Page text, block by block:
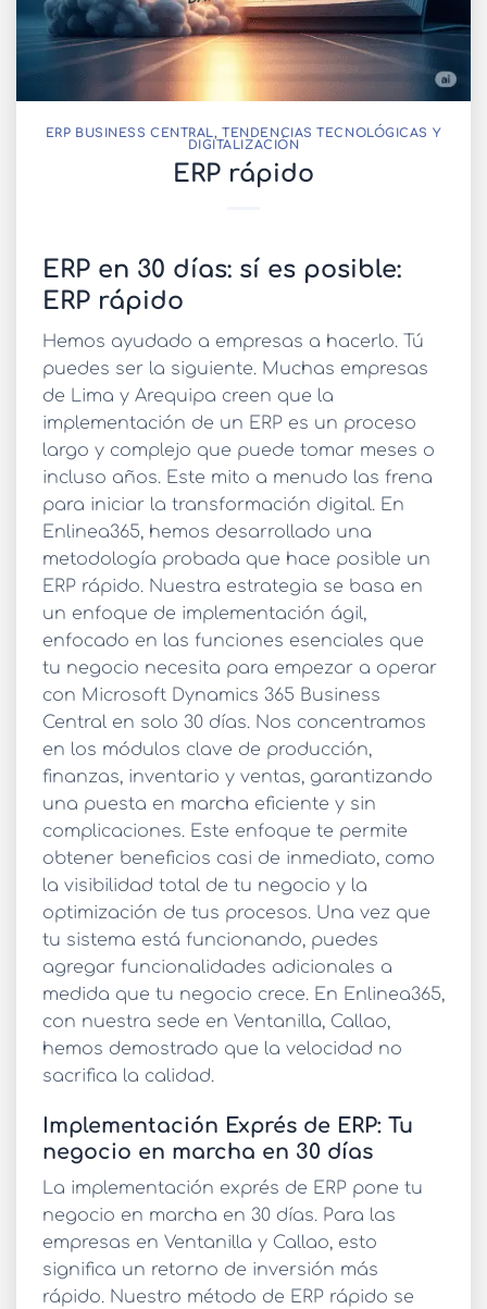
ERP BUSINESS CENTRAL,TENDENCIAS TECNOLÓGICAS Y
DIGITALIZACIÓN
ERP rápido
ERP en 30 días: sí es posible:
ERP rápido
Hemos ayudado a empresas a hacerlo. Tú
puedes ser la siguiente. Muchas empresas
de Lima y Arequipa creen que la
implementación de un ERP es un proceso
largo y complejo que puede tomar meses o
incluso años. Este mito a menudo las frena
para iniciar la transformación digital. En
Enlinea365, hemos desarrollado una
metodología probada que hace posible un
ERP rápido. Nuestra estrategia se basa en
un enfoque de implementación ágil,
enfocado en las funciones esenciales que
tu negocio necesita para empezar a operar
con Microsoft Dynamics 365 Business
Central en solo 30 días. Nos concentramos
en los módulos clave de producción,
finanzas, inventario y ventas, garantizando
una puesta en marcha eficiente y sin
complicaciones. Este enfoque te permite
obtener beneficios casi de inmediato, como
la visibilidad total de tu negocio y la
optimización de tus procesos. Una vez que
tu sistema está funcionando, puedes
agregar funcionalidades adicionales a
medida que tu negocio crece. En Enlinea365,
con nuestra sede en Ventanilla, Callao,
hemos demostrado que la velocidad no
sacrifica la calidad.
Implementación Exprés de ERP: Tu
negocio en marcha en 30 días
La implementación exprés de ERP pone tu
negocio en marcha en 30 días. Para las
empresas en Ventanilla y Callao, esto
significa un retorno de inversión más
rápido. Nuestro método de ERP rápido se